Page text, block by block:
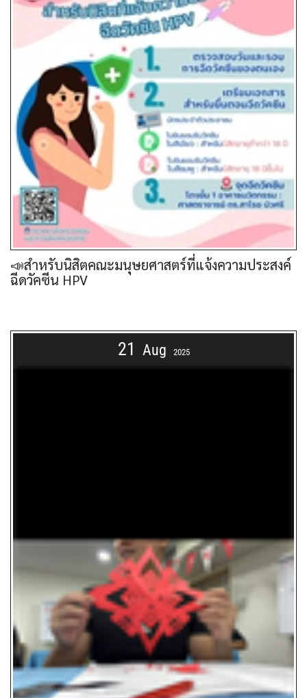
📣สำหรับนิสิตคณะมนุษยศาสตร์ที่แจ้งความประสงค์
ฉีดวัคซีน HPV
21 Aug 2025